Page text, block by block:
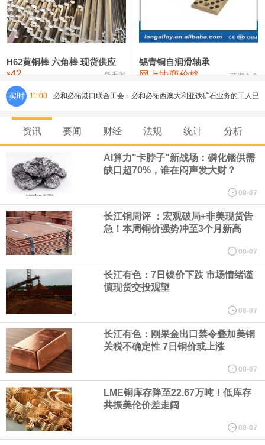
铸造铝合金锭(ZLD104) 24,300—24,500 24,400
压铸锌合金锭 26,500—26,700
氯化镍 38,300—40,300 39,300 0
H62黄铜棒 六角棒 现货供应
¥42 锦升发
锡青铜自润滑轴承
网上协商价格 芜湖合金
实时 11:00 必和必拓港口联合工会：必和必拓西澳大利亚铁矿石业务的工人已
通知，将于8月9日实施24小时停工。
8月7日，宇树科技董事长王兴兴网上路演时表示，报告期内，公司
研发费用金额分别为4,995.18万元、7,001.70万元、14,496.56万
元，最近3年复合增长率达70.36%，呈快速增长趋势，并形成多项
核心技术和知识产权。截至2026年1月31日，公司拥有262项专利权
（含境内发明专利20项）。
纽约期银日内涨4%，现报64.08美元/盎司。
宇树科技董事长、总经理兼首席技术官王兴兴在网上路演时表示，
经过多年研发创新和技术积累，公司逐步形成了包括一体化关节集
成技术、高紧凑度机器人身体集成技术、机器人激光雷达全自研核
心技术等多项已商业化应用的核心技术并已应用于公司的高性能通
资讯 要闻 财经 法规 统计 分析
AI算力"卡脖子"新战场：磷化铟供需
缺口超70%，谁在闷声发大财？
08-07
长江铜周评 ：宏观破局+非美现货告
急！本周铜价强势冲至3个月新高
08-07
长江有色：7日镍价下跌 市场情绪谨
慎现货交投观望
08-07
长江有色：刚果金出口禁令叠加美铜
关税不确定性 7日铜价或上涨
08-07
LME铜库存降至22.67万吨！低库存
共振美伦价差走阔
08-07